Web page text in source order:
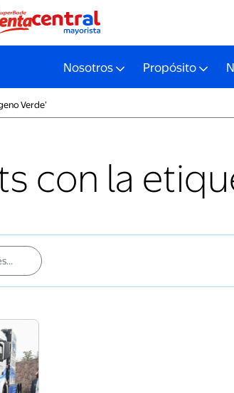
Nosotros Propósito
Verde’
con la